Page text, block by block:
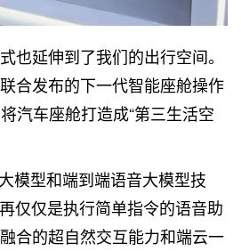
也延伸到了我们的出行空间。
合发布的下一代智能座舱操作
汽车座舱打造成“第三生活空
模型和端到端语音大模型技
仅仅是执行简单指令的语音助
合的超自然交互能力和端云一